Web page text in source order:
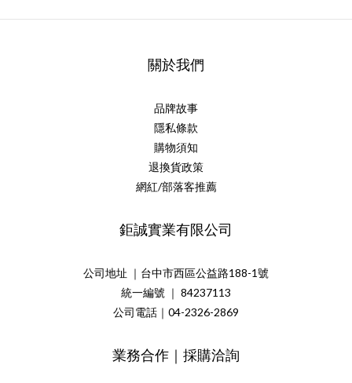
關於我們
品牌故事
隱私條款
購物須知
退換貨政策
網紅/部落客推薦
鉅誠實業有限公司
公司地址 ｜台中市西區公益路188-1號
統一編號 ｜ 84237113
公司電話｜04-2326-2869
業務合作｜採購洽詢